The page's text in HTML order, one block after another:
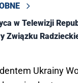
w Telewizji
Związku
Ukrainy